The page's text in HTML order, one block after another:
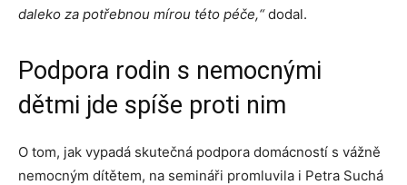
daleko za potřebnou mírou této péče,“dodal.
Podpora rodin s nemocnými
dětmi jde spíše proti nim
O tom, jak vypadá skutečná podpora domácností s vážně
nemocným dítětem, na semináři promluvila i Petra Suchá